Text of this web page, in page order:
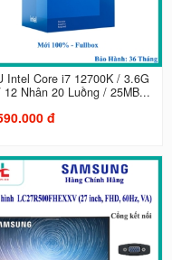
Intel Core i7 12700K / 3.6G
12 Nhân 20 Luồng / 25MB...
đ